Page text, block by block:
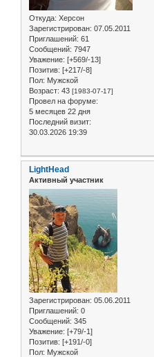
Откуда: Херсон
Зарегистрирован: 07.05.2011
Приглашений: 61
Сообщений: 7947
Уважение: [+569/-13]
Позитив: [+217/-8]
Пол: Мужской
Возраст: 43 [1983-07-17]
Провел на форуме:
5 месяцев 22 дня
Последний визит:
30.03.2026 19:39
LightHead
Активный участник
Зарегистрирован: 05.06.2011
Приглашений: 0
Сообщений: 345
Уважение: [+79/-1]
Позитив: [+191/-0]
Пол: Мужской